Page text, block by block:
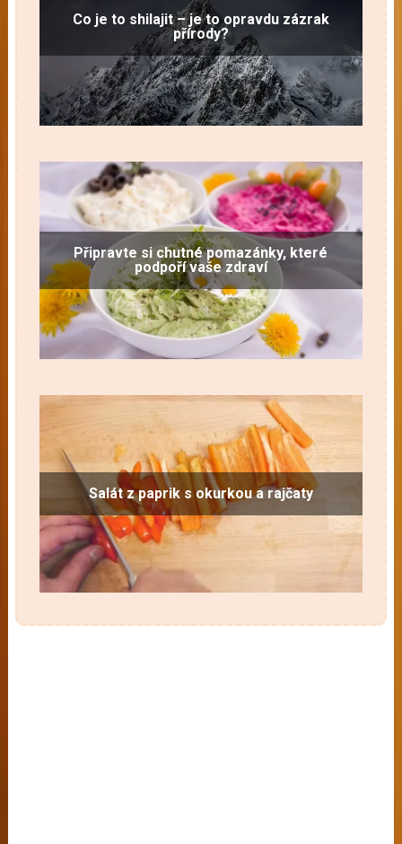
Co je to shilajit – je to opravdu zázrak
přírody?
Připravte si chutné pomazánky, které
podpoří vaše zdraví
Salát z paprik s okurkou a rajčaty